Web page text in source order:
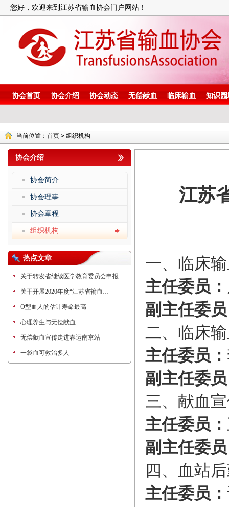
您好，欢迎来到江苏省输血协会门户网站！
协会首页 协会介绍 协会动态 无偿献血 临床输血 知识园
当前位置： 首页 > 组织机构
协会介绍
协会简介
协会理事
协会章程
组织机构
热点文章
关于转发省继续医学教育委员会申报…
关于开展2020年度“江苏省输血…
O型血人的估计寿命最高
心理养生与无偿献血
无偿献血宣传走进春运南京站
一袋血可救治多人
江苏
一、临床
主任委员：
副主任委
二、临床
主任委员：
副主任委
三、献血
主任委员：
副主任委
四、血站
主任委员：